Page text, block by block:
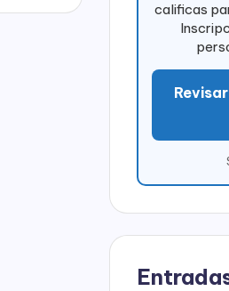
calificas